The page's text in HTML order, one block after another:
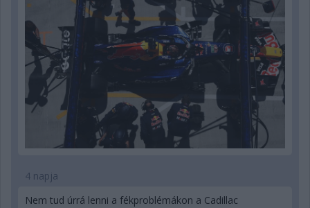
4 napja
Nem tud úrrá lenni a fékproblémákon a Cadillac